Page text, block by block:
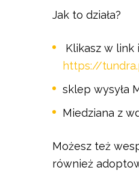
Jak to działa?
Klikasz w link
https://
sklep wysyła
Miedziana z
Możesz też
również